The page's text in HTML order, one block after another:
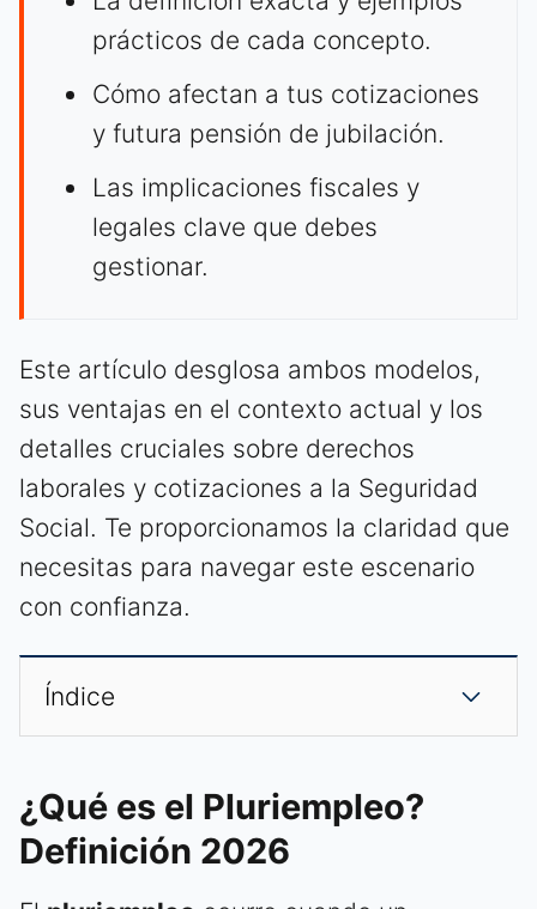
prácticos de cada concepto.
Cómo afectan a tus cotizaciones
y futura pensión de jubilación.
Las implicaciones fiscales y
legales clave que debes
gestionar.
Este artículo desglosa ambos modelos,
sus ventajas en el contexto actual y los
detalles cruciales sobre derechos
laborales y cotizaciones a la Seguridad
Social. Te proporcionamos la claridad que
necesitas para navegar este escenario
con confianza.
Índice
¿Qué es el Pluriempleo?
Definición 2026